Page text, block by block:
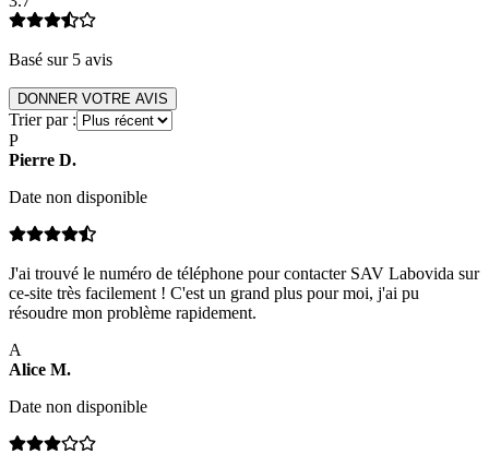
Basé sur 5 avis
DONNER VOTRE AVIS
Trier par :
P
Pierre D.
Date non disponible
J'ai trouvé le numéro de téléphone pour contacter SAV Labovida sur
ce-site très facilement ! C'est un grand plus pour moi, j'ai pu
résoudre mon problème rapidement.
A
Alice M.
Date non disponible